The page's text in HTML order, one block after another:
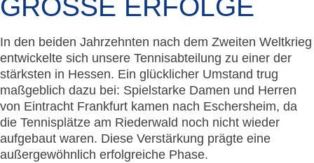
GROSSE ERFOLGE
In den beiden Jahrzehnten nach dem Zweiten Weltkrieg
entwickelte sich unsere Tennisabteilung zu einer der
stärksten in Hessen. Ein glücklicher Umstand trug
maßgeblich dazu bei: Spielstarke Damen und Herren
von Eintracht Frankfurt kamen nach Eschersheim, da
die Tennisplätze am Riederwald noch nicht wieder
aufgebaut waren. Diese Verstärkung prägte eine
außergewöhnlich erfolgreiche Phase.